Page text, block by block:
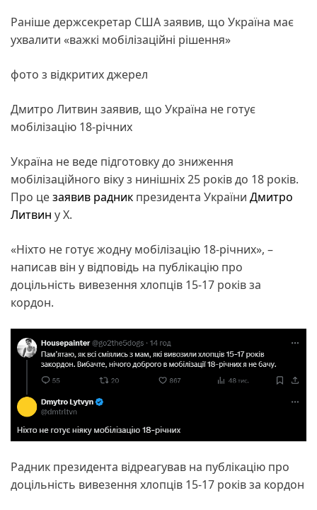
Раніше держсекретар США заявив, що Україна має
ухвалити «важкі мобілізаційні рішення»
фото з відкритих джерел
Дмитро Литвин заявив, що Україна не готує
мобілізацію 18-річних
Україна не веде підготовку до зниження
мобілізаційного віку з нинішніх 25 років до 18 років.
Про цезаявив радник президента України Дмитро
Литвин у X.
«Ніхто не готує жодну мобілізацію 18-річних», –
написав він у відповідь на публікацію про
доцільність вивезення хлопців 15-17 років за
кордон.
Радник президента відреагував на публікацію про
доцільність вивезення хлопців 15-17 років за кордон